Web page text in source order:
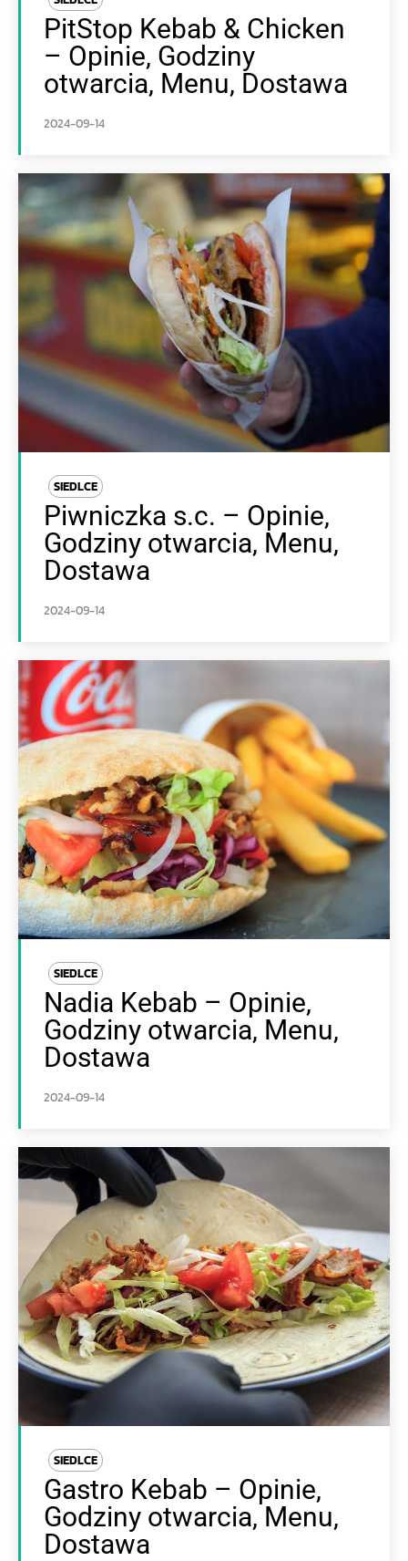
PitStop Kebab & Chicken
– Opinie, Godziny
otwarcia, Menu, Dostawa
2024-09-14
SIEDLCE
Piwniczka s.c. – Opinie,
Godziny otwarcia, Menu,
Dostawa
2024-09-14
SIEDLCE
Nadia Kebab – Opinie,
Godziny otwarcia, Menu,
Dostawa
2024-09-14
SIEDLCE
Gastro Kebab – Opinie,
Godziny otwarcia, Menu,
Dostawa